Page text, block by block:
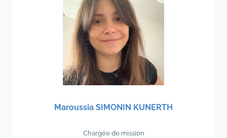
Maroussia SIMONIN KUNERTH
Chargée de mission